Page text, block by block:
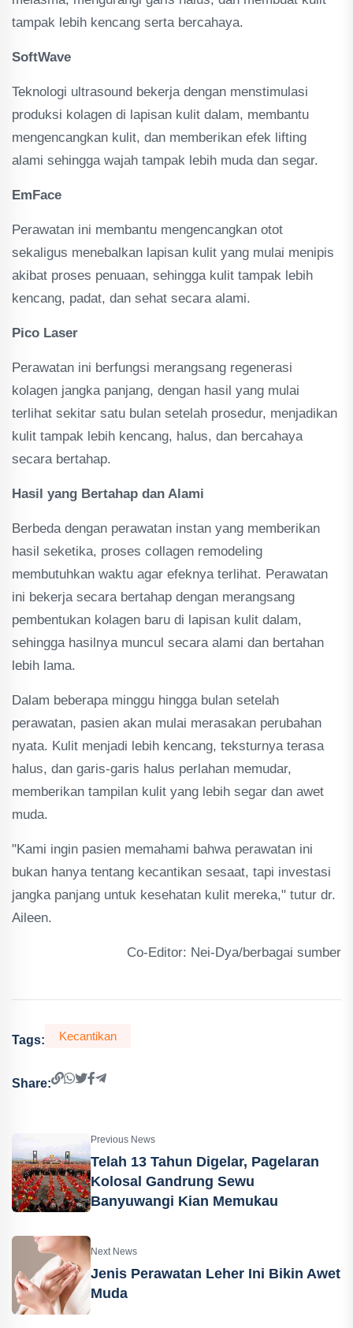
tampak lebih kencang serta bercahaya.
SoftWave
Teknologi ultrasound bekerja dengan menstimulasi
produksi kolagen di lapisan kulit dalam, membantu
mengencangkan kulit, dan memberikan efek lifting
alami sehingga wajah tampak lebih muda dan segar.
EmFace
Perawatan ini membantu mengencangkan otot
sekaligus menebalkan lapisan kulit yang mulai menipis
akibat proses penuaan, sehingga kulit tampak lebih
kencang, padat, dan sehat secara alami.
Pico Laser
Perawatan ini berfungsi merangsang regenerasi
kolagen jangka panjang, dengan hasil yang mulai
terlihat sekitar satu bulan setelah prosedur, menjadikan
kulit tampak lebih kencang, halus, dan bercahaya
secara bertahap.
Hasil yang Bertahap dan Alami
Berbeda dengan perawatan instan yang memberikan
hasil seketika, proses collagen remodeling
membutuhkan waktu agar efeknya terlihat. Perawatan
ini bekerja secara bertahap dengan merangsang
pembentukan kolagen baru di lapisan kulit dalam,
sehingga hasilnya muncul secara alami dan bertahan
lebih lama.
Dalam beberapa minggu hingga bulan setelah
perawatan, pasien akan mulai merasakan perubahan
nyata. Kulit menjadi lebih kencang, teksturnya terasa
halus, dan garis-garis halus perlahan memudar,
memberikan tampilan kulit yang lebih segar dan awet
muda.
"Kami ingin pasien memahami bahwa perawatan ini
bukan hanya tentang kecantikan sesaat, tapi investasi
jangka panjang untuk kesehatan kulit mereka," tutur dr.
Aileen.
Co-Editor: Nei-Dya/berbagai sumber
Tags: Kecantikan
Share:
Previous News
Telah 13 Tahun Digelar, Pagelaran
Kolosal Gandrung Sewu
Banyuwangi Kian Memukau
Next News
Jenis Perawatan Leher Ini Bikin Awet
Muda